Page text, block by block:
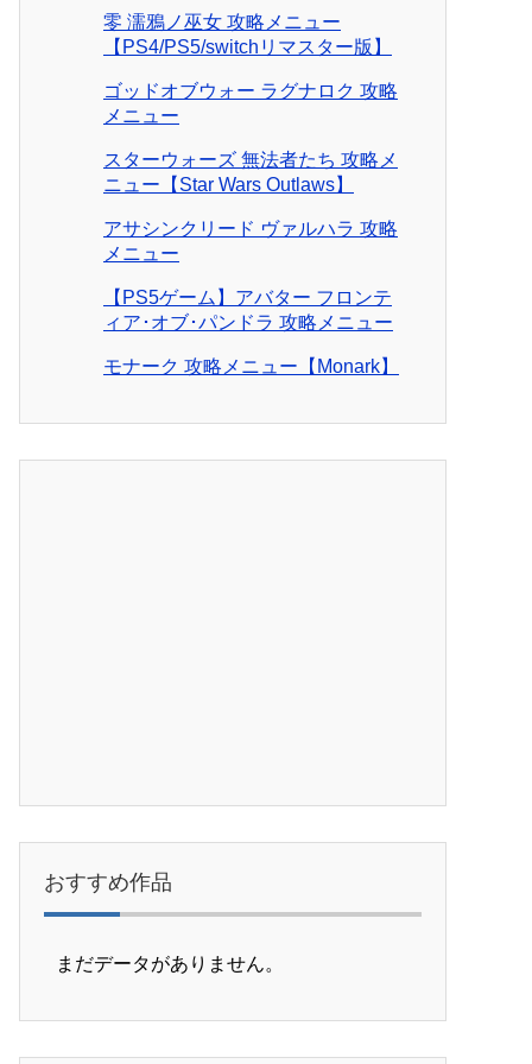
零 濡鴉ノ巫女 攻略メニュー
【PS4/PS5/switchリマスター版】
ゴッドオブウォー ラグナロク 攻略
メニュー
スターウォーズ 無法者たち 攻略メ
ニュー【Star Wars Outlaws】
アサシンクリード ヴァルハラ 攻略
メニュー
【PS5ゲーム】アバター フロンテ
ィア･オブ･パンドラ 攻略メニュー
モナーク 攻略メニュー【Monark】
おすすめ作品
まだデータがありません。